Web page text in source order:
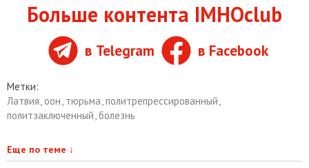
Больше контента IMHOclub
в Telegram в Facebook
Метки:
Латвия, оон, тюрьма,политрепрессированный,
политзаключенный,болезнь
Еще по теме ↓